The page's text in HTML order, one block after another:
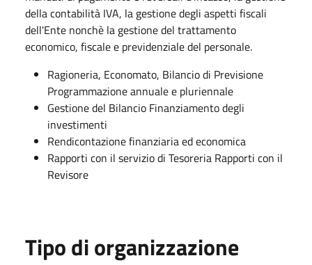
della contabilità IVA, la gestione degli aspetti fiscali
dell'Ente nonchè la gestione del trattamento
economico, fiscale e previdenziale del personale.
Ragioneria, Economato, Bilancio di Previsione
Programmazione annuale e pluriennale
Gestione del Bilancio Finanziamento degli
investimenti
Rendicontazione finanziaria ed economica
Rapporti con il servizio di Tesoreria Rapporti con il
Revisore
Tipo di organizzazione